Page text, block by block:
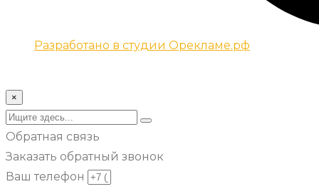
Разработано в студии Орекламе.рф
×
Обратная связь
Заказать обратный звонок
Ваш телефон